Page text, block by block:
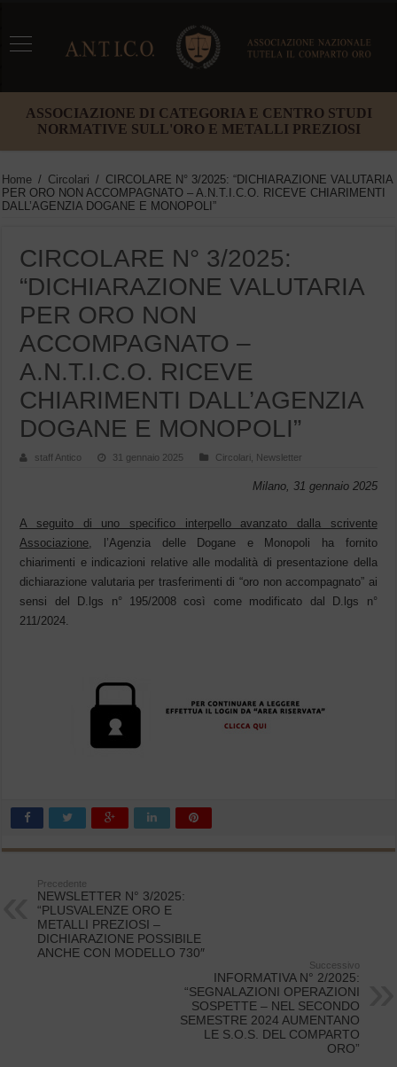
ASSOCIAZIONE DI CATEGORIA E CENTRO STUDI
NORMATIVE SULL'ORO E METALLI PREZIOSI
Home / Circolari / CIRCOLARE N° 3/2025: “DICHIARAZIONE VALUTARIA
PER ORO NON ACCOMPAGNATO – A.N.T.I.C.O. RICEVE CHIARIMENTI
DALL’AGENZIA DOGANE E MONOPOLI”
CIRCOLARE N° 3/2025:
“DICHIARAZIONE VALUTARIA
PER ORO NON
ACCOMPAGNATO –
A.N.T.I.C.O. RICEVE
CHIARIMENTI DALL’AGENZIA
DOGANE E MONOPOLI”
staff Antico 31 gennaio 2025 Circolari Newsletter
Milano, 31 gennaio 2025
A seguito di uno specifico interpello avanzato dalla scrivente
Associazione , l’Agenzia delle Dogane e Monopoli ha fornito
chiarimenti e indicazioni relative alle modalità di presentazione della
dichiarazione valutaria per trasferimenti di “oro non accompagnato” ai
sensi del D.lgs n° 195/2008 così come modificato dal D.lgs n°
211/2024.
Precedente
NEWSLETTER N° 3/2025:
“PLUSVALENZE ORO E
METALLI PREZIOSI –
DICHIARAZIONE POSSIBILE
ANCHE CON MODELLO 730″
Successivo
INFORMATIVA N° 2/2025:
“SEGNALAZIONI OPERAZIONI
SOSPETTE – NEL SECONDO
SEMESTRE 2024 AUMENTANO
LE S.O.S. DEL COMPARTO
ORO”